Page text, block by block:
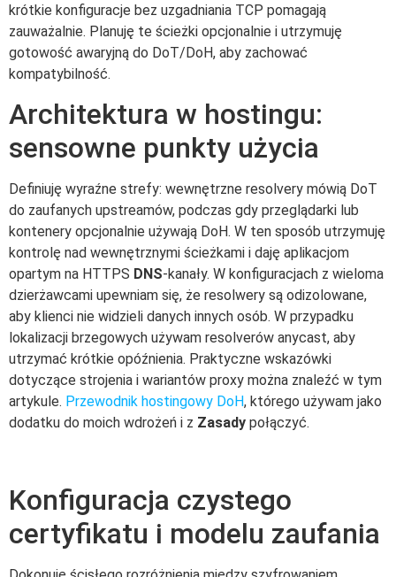
krótkie konfiguracje bez uzgadniania TCP pomagają
zauważalnie. Planuję te ścieżki opcjonalnie i utrzymuję
gotowość awaryjną do DoT/DoH, aby zachować
kompatybilność.
Architektura w hostingu:
sensowne punkty użycia
Definiuję wyraźne strefy: wewnętrzne resolvery mówią DoT
do zaufanych upstreamów, podczas gdy przeglądarki lub
kontenery opcjonalnie używają DoH. W ten sposób utrzymuję
kontrolę nad wewnętrznymi ścieżkami i daję aplikacjom
opartym na HTTPS DNS-kanały. W konfiguracjach z wieloma
dzierżawcami upewniam się, że resolwery są odizolowane,
aby klienci nie widzieli danych innych osób. W przypadku
lokalizacji brzegowych używam resolverów anycast, aby
utrzymać krótkie opóźnienia. Praktyczne wskazówki
dotyczące strojenia i wariantów proxy można znaleźć w tym
artykule. Przewodnik hostingowy DoH, którego używam jako
dodatku do moich wdrożeń i z Zasady połączyć.
Konfiguracja czystego
certyfikatu i modelu zaufania